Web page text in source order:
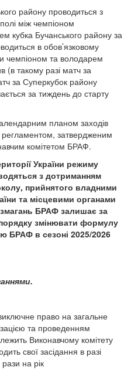
району проводиться з
між чемпіоном
кубка Бучанського району за
в обов’язковому
чемпіоном та володарем
(в такому разі матч за
за Суперкубок району
за тиждень до старту
планом заходів
затвердженим
комітетом БРАФ.
України режиму
з дотриманням
прийнятого владними
та місцевими органами
БРАФ залишає за
змінювати формулу
БРАФ в сезоні 2025/2026
право на загальне
та проведенням
Виконавчому комітету
свої засідання в разі
на рік